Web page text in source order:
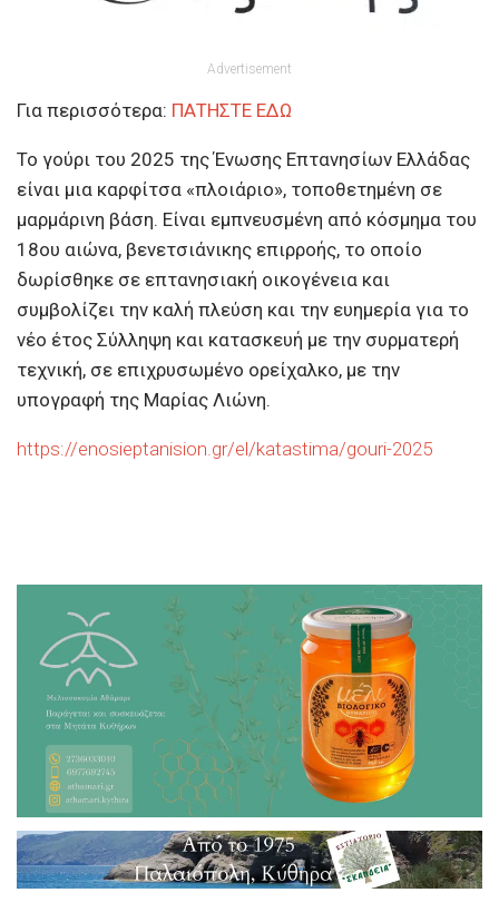
Advertisement
Για περισσότερα: ΠΑΤΗΣΤΕ ΕΔΩ
Το γούρι του 2025 της Ένωσης Επτανησίων Ελλάδας
είναι μια καρφίτσα «πλοιάριο», τοποθετημένη σε
μαρμάρινη βάση. Είναι εμπνευσμένη από κόσμημα του
18ου αιώνα, βενετσιάνικης επιρροής, το οποίο
δωρίσθηκε σε επτανησιακή οικογένεια και
συμβολίζει την καλή πλεύση και την ευημερία για το
νέο έτος Σύλληψη και κατασκευή με την συρματερή
τεχνική, σε επιχρυσωμένο ορείχαλκο, με την
υπογραφή της Μαρίας Λιώνη.
https://enosieptanision.gr/el/katastima/gouri-2025